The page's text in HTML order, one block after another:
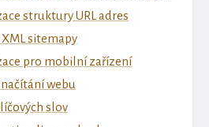
struktury URL adres
sitemapy
pro mobilní zařízení
webu
slov